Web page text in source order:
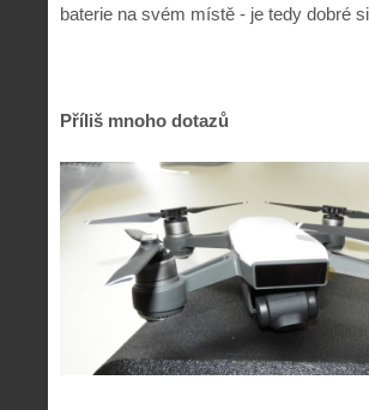
baterie na svém místě - je tedy dobré
Příliš mnoho dotazů